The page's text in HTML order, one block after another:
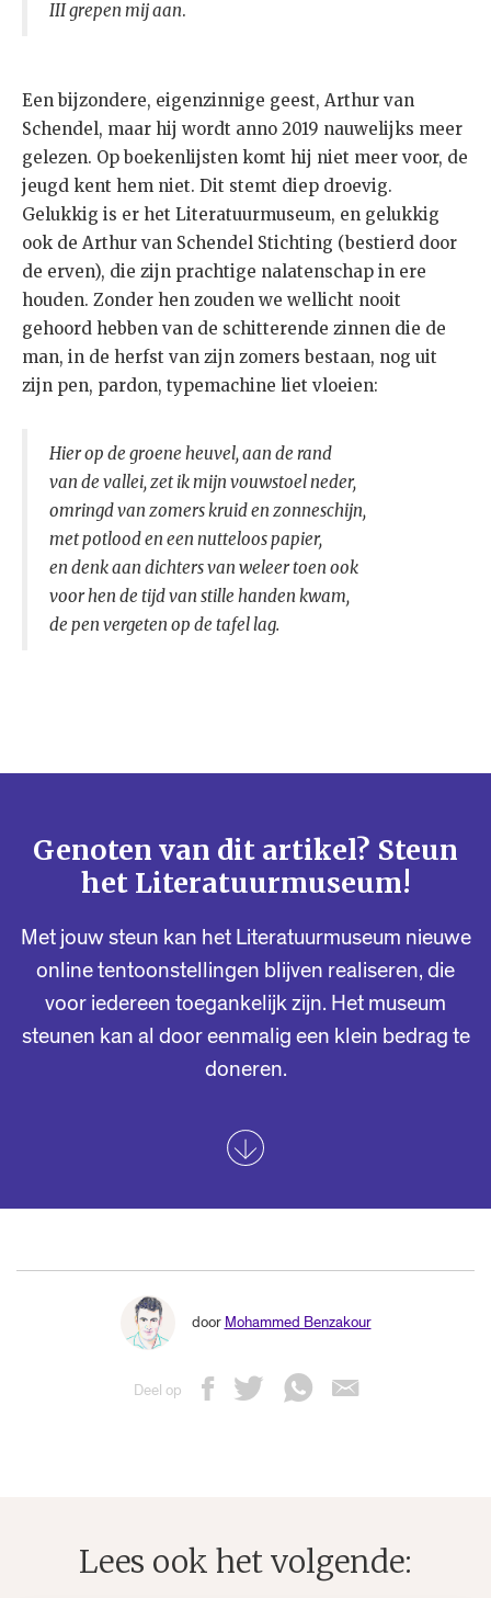
III grepen mij aan.
Een bijzondere, eigenzinnige geest, Arthur van
Schendel, maar hij wordt anno 2019 nauwelijks meer
gelezen. Op boekenlijsten komt hij niet meer voor, de
jeugd kent hem niet. Dit stemt diep droevig.
Gelukkig is er het Literatuurmuseum, en gelukkig
ook de Arthur van Schendel Stichting (bestierd door
de erven), die zijn prachtige nalatenschap in ere
houden. Zonder hen zouden we wellicht nooit
gehoord hebben van de schitterende zinnen die de
man, in de herfst van zijn zomers bestaan, nog uit
zijn pen, pardon, typemachine liet vloeien:
Hier op de groene heuvel, aan de rand
van de vallei, zet ik mijn vouwstoel neder,
omringd van zomers kruid en zonneschijn,
met potlood en een nutteloos papier,
en denk aan dichters van weleer toen ook
voor hen de tijd van stille handen kwam,
de pen vergeten op de tafel lag.
Genoten van dit artikel? Steun
het Literatuurmuseum!
Met jouw steun kan het Literatuurmuseum nieuwe
online tentoonstellingen blijven realiseren, die
voor iedereen toegankelijk zijn. Het museum
steunen kan al door eenmalig een klein bedrag te
doneren.
door Mohammed Benzakour
Deel op
Lees ook het volgende: